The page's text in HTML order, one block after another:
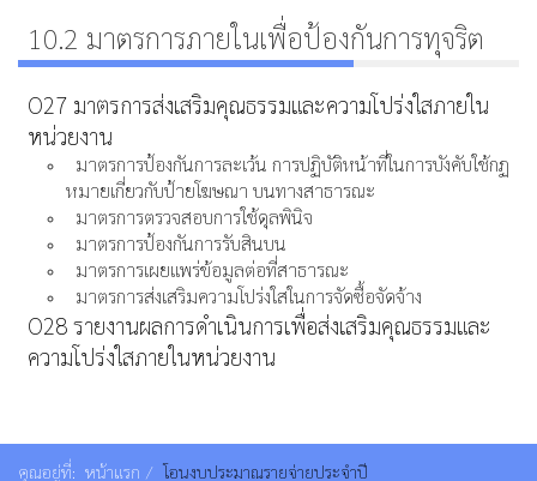
10.2 มาตรการภายในเพื่อป้องกันการทุจริต
O27 มาตรการส่งเสริมคุณธรรมและความโปร่งใสภายใน
หน่วยงาน
มาตรการป้องกันการละเว้น การปฏิบัติหน้าที่ในการบังคับใช้กฏ
หมายเกี่ยวกับป้ายโฆษณา บนทางสาธารณะ
มาตรการตรวจสอบการใช้ดุลพินิจ
มาตรการป้องกันการรับสินบน
มาตรการเผยแพร่ข้อมูลต่อที่สาธารณะ
มาตรการส่งเสริมความโปร่งใสในการจัดซื้อจัดจ้าง
O28 รายงานผลการดำเนินการเพื่อส่งเสริมคุณธรรมและ
ความโปร่งใสภายในหน่วยงาน
คุณอยู่ที่: หน้าแรก โอนงบประมาณรายจ่ายประจำปี